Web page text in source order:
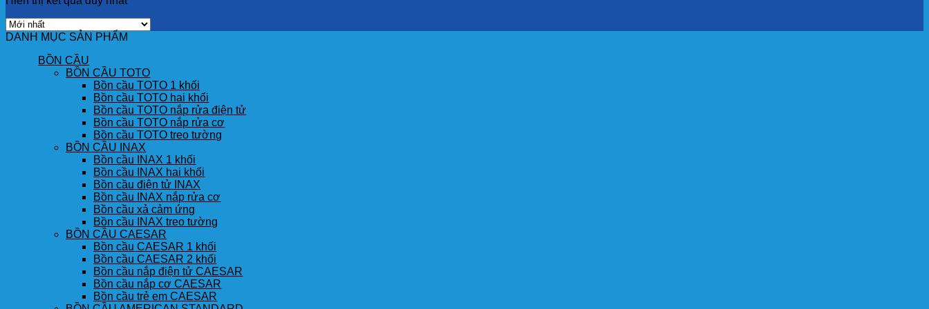
DANH MỤC SẢN PHẨM
BỒN CẦU
BỒN CẦU TOTO
Bồn cầu TOTO 1 khối
Bồn cầu TOTO hai khối
Bồn cầu TOTO nắp rửa điện tử
Bồn cầu TOTO nắp rửa cơ
Bồn cầu TOTO treo tường
BỒN CẦU INAX
Bồn cầu INAX 1 khối
Bồn cầu INAX hai khối
Bồn cầu điện tử INAX
Bồn cầu INAX nắp rửa cơ
Bồn cầu xả cảm ứng
Bồn cầu INAX treo tường
BỒN CẦU CAESAR
Bồn cầu CAESAR 1 khối
Bồn cầu CAESAR 2 khối
Bồn cầu nắp điện tử CAESAR
Bồn cầu nắp cơ CAESAR
Bồn cầu trẻ em CAESAR